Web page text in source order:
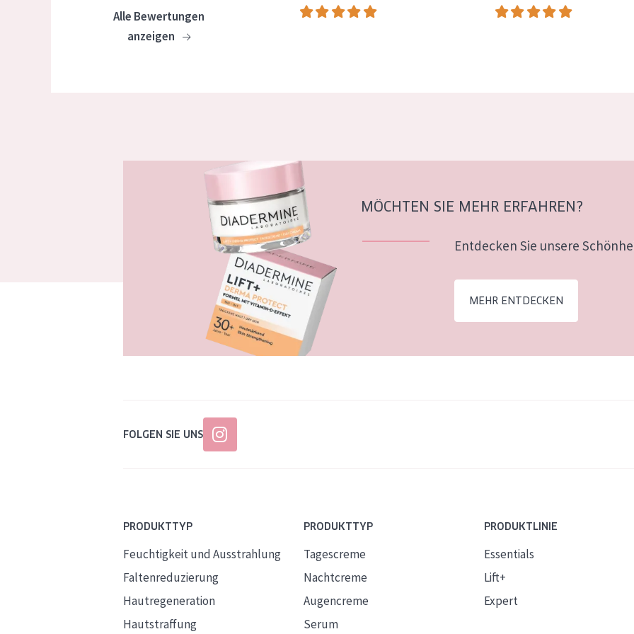
Alle Bewertungen
anzeigen
MÖCHTEN SIE MEHR ERFAHREN?
Entdecken Sie unsere
MEHR ENTDECKEN
FOLGEN SIE UNS
PRODUKTTYP
Feuchtigkeit und Ausstrahlung
Faltenreduzierung
Hautregeneration
Hautstraffung
PRODUKTTYP
Tagescreme
Nachtcreme
Augencreme
Serum
PRODUKTLINIE
Essentials
Lift+
Expert